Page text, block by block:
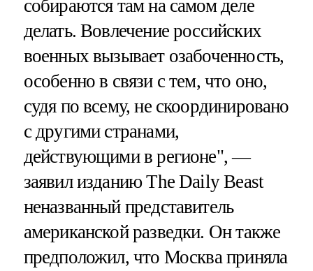
собираются там на самом деле
делать. Вовлечение российских
военных вызывает озабоченность,
особенно в связи с тем, что оно,
судя по всему, не скоординировано
с другими странами,
действующими в регионе", —
заявил изданию The Daily Beast
неназванный представитель
американской разведки. Он также
предположил, что Москва приняла